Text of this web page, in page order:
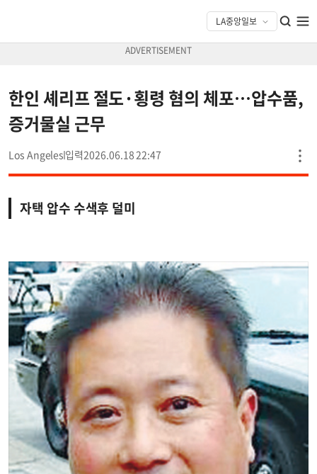
한인 셰리프 절도·횡령 혐의 체포…압수품,
증거물실 근무
Los Angeles 2026.06.18 22:47
자택 압수 수색후 덜미